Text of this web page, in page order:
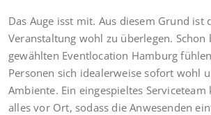
Das Auge isst mit. Aus diesem Grund ist
Veranstaltung wohl zu überlegen.
gewählten Eventlocation Hamburg
Personen sich idealerweise sofort wohl
Ambiente. Ein eingespieltes
alles vor Ort, sodass die Anwesenden